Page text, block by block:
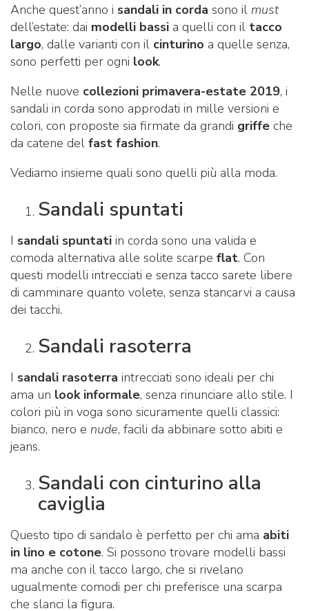
Anche quest’anno i sandali in corda sono il must
dell’estate: dai modelli bassi a quelli con il tacco
largo, dalle varianti con il cinturino a quelle senza,
sono perfetti per ogni look.
Nelle nuove collezioni primavera-estate 2019, i
sandali in corda sono approdati in mille versioni e
colori, con proposte sia firmate da grandi griffe che
da catene del fast fashion.
Vediamo insieme quali sono quelli più alla moda.
Sandali spuntati
I sandali spuntati in corda sono una valida e
comoda alternativa alle solite scarpe flat. Con
questi modelli intrecciati e senza tacco sarete libere
di camminare quanto volete, senza stancarvi a causa
dei tacchi.
Sandali rasoterra
I sandali rasoterra intrecciati sono ideali per chi
ama un look informale, senza rinunciare allo stile. I
colori più in voga sono sicuramente quelli classici:
bianco, nero e nude, facili da abbinare sotto abiti e
jeans.
Sandali con cinturino alla
caviglia
Questo tipo di sandalo è perfetto per chi ama abiti
in lino e cotone. Si possono trovare modelli bassi
ma anche con il tacco largo, che si rivelano
ugualmente comodi per chi preferisce una scarpa
che slanci la figura.